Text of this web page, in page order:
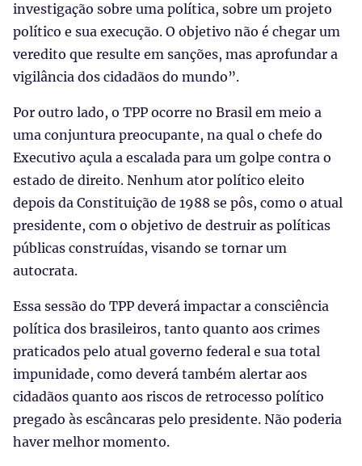
investigação sobre uma política, sobre um projeto
político e sua execução. O objetivo não é chegar um
veredito que resulte em sanções, mas aprofundar a
vigilância dos cidadãos do mundo”.
Por outro lado, o TPP ocorre no Brasil em meio a
uma conjuntura preocupante, na qual o chefe do
Executivo açula a escalada para um golpe contra o
estado de direito. Nenhum ator político eleito
depois da Constituição de 1988 se pôs, como o atual
presidente, com o objetivo de destruir as políticas
públicas construídas, visando se tornar um
autocrata.
Essa sessão do TPP deverá impactar a consciência
política dos brasileiros, tanto quanto aos crimes
praticados pelo atual governo federal e sua total
impunidade, como deverá também alertar aos
cidadãos quanto aos riscos de retrocesso político
pregado às escâncaras pelo presidente. Não poderia
haver melhor momento.